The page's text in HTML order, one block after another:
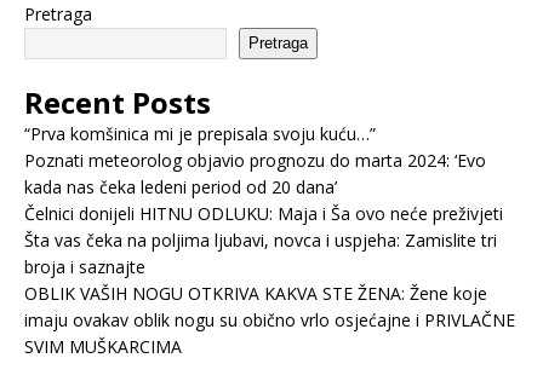
Pretraga
Pretraga
Recent Posts
“Prva komšinica mi je prepisala svoju kuću…”
Poznati meteorolog objavio prognozu do marta 2024: ‘Evo
kada nas čeka ledeni period od 20 dana’
Čelnici donijeli HITNU ODLUKU: Maja i Ša ovo neće preživjeti
Šta vas čeka na poljima ljubavi, novca i uspjeha: Zamislite tri
broja i saznajte
OBLIK VAŠIH NOGU OTKRIVA KAKVA STE ŽENA: Žene koje
imaju ovakav oblik nogu su obično vrlo osjećajne i PRIVLAČNE
SVIM MUŠKARCIMA